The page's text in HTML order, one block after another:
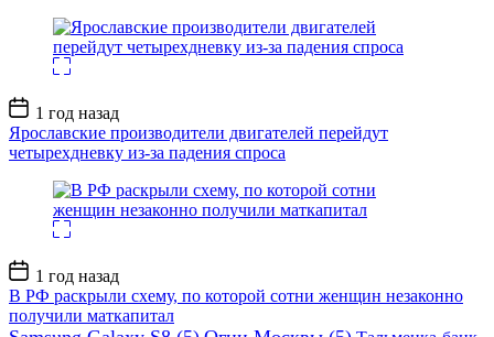
Дата
записи
1 год назад
Ярославские производители двигателей перейдут
четырехдневку из-за падения спроса
Дата
записи
1 год назад
В РФ раскрыли схему, по которой сотни женщин незаконно
получили маткапитал